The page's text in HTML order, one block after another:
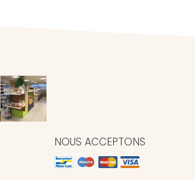
NOUS ACCEPTONS